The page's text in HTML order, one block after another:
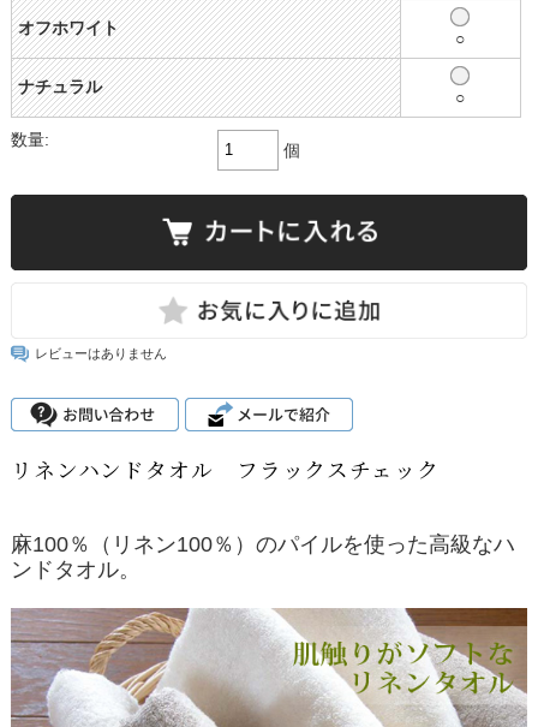
オフホワイト
○
ナチュラル
○
数量:
個
レビューはありません
リネンハンドタオル フラックスチェック
麻100％（リネン100％）のパイルを使った高級なハ
ンドタオル。